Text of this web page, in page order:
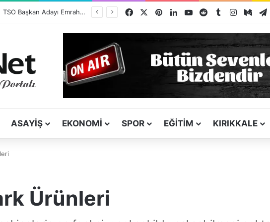
Festival Sancısı Facebook PinterestLinkedInYouTubeRedditTumblrInstagram
ASAYIŞ EKONOMI SPOR EĞITIM KIRIKKALE
Ürünleri